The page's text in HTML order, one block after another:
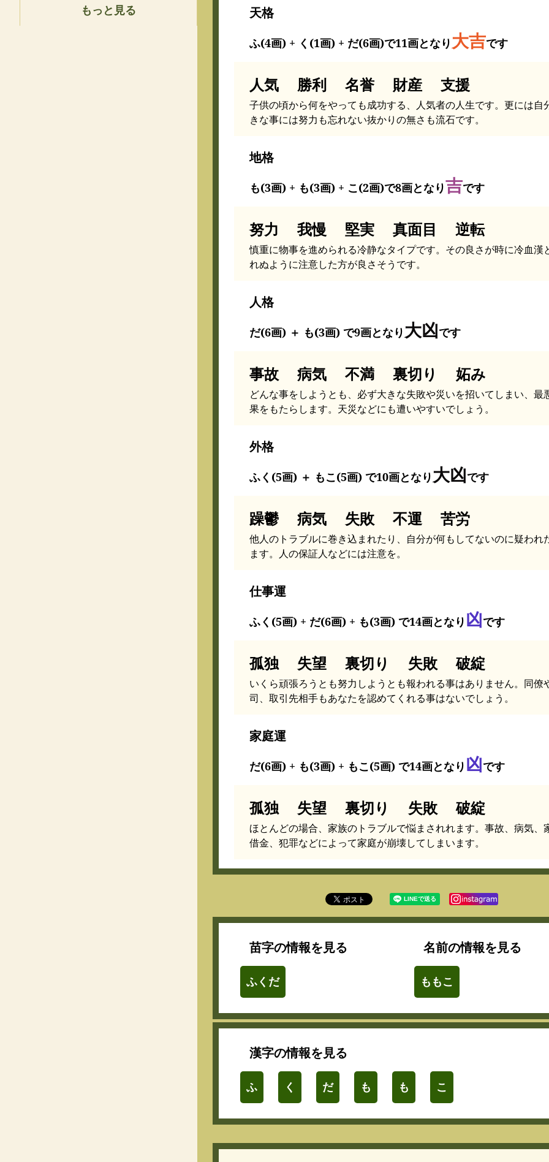
もっと見る 天格
ふ(4画) + く(1画) + だ(6画)で11画となり 大吉です
人気 勝利 名誉 財産 支援
子供の頃から何をやっても成功する、人気者の人生です。更には自
きな事には努力も忘れない抜かりの無さも流石です。
地格
も(3画) + も(3画) + こ(2画)で8画となり吉です
努力 我慢 堅実 真面目 逆転
慎重に物事を進められる冷静なタイプです。その良さが時に冷血漢
れぬように注意した方が良さそうです。
人格
だ(6画) ＋ も(3画) で9画となり 大凶です
事故 病気 不満 裏切り 妬み
どんな事をしようとも、必ず大きな失敗や災いを招いてしまい、最
果をもたらします。天災などにも遭いやすいでしょう。
外格
ふく(5画) ＋ もこ(5画) で10画となり 大凶です
躁鬱 病気 失敗 不運 苦労
他人のトラブルに巻き込まれたり、自分が何もしてないのに疑われ
ます。人の保証人などには注意を。
仕事運
ふく(5画) + だ(6画) + も(3画) で14画となり 凶です
孤独 失望 裏切り 失敗 破綻
いくら頑張ろうとも努力しようとも報われる事はありません。同僚
司、取引先相手もあなたを認めてくれる事はないでしょう。
家庭運
だ(6画) + も(3画) + もこ(5画) で14画となり 凶です
孤独 失望 裏切り 失敗 破綻
ほとんどの場合、家族のトラブルで悩まされれます。事故、病気、
借金、犯罪などによって家庭が崩壊してしまいます。
苗字の情報を見る
ふくだ
名前の情報を見る
ももこ
漢字の情報を見る
ふ く だ も も こ